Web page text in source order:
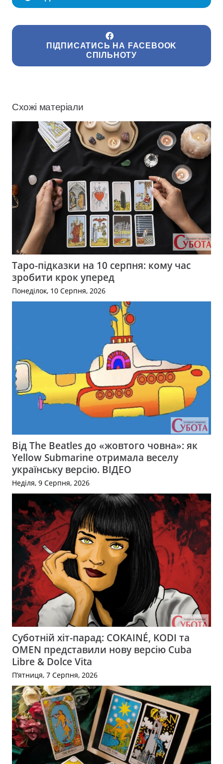
ПІДПИСАТИСЬ НА FACEBOOK
СПІЛЬНОТУ
Схожі матеріали
Таро-підказки на 10 серпня: кому час
зробити крок уперед
Понеділок, 10 Серпня, 2026
Від The Beatles до «жовтого човна»: як
Yellow Submarine отримала веселу
українську версію. ВІДЕО
Неділя, 9 Серпня, 2026
Суботній хіт-парад: COKAINÉ, KODI та
OMEN представили нову версію Cuba
Libre & Dolce Vita
П’ятниця, 7 Серпня, 2026